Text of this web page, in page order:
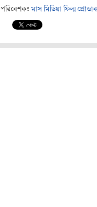
পরিবেশকঃ মাস মিডিয়া ফিল্ম